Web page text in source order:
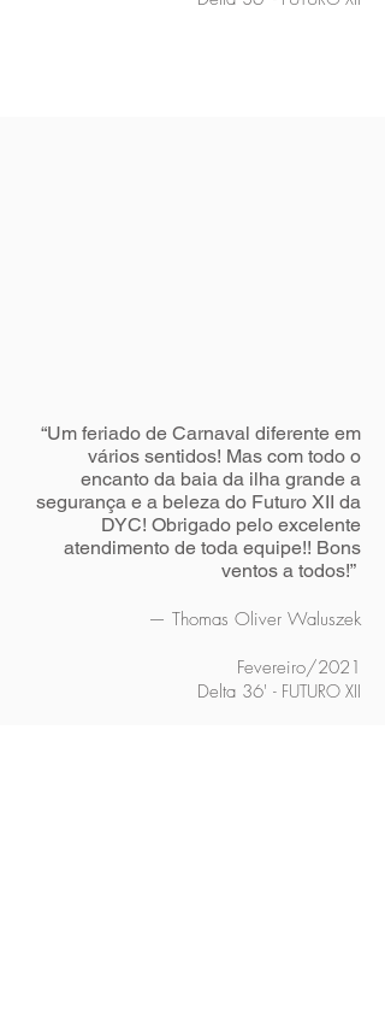
“Um feriado de Carnaval diferente em
vários sentidos! Mas com todo o
encanto da baia da ilha grande a
segurança e a beleza do Futuro XII da
DYC! Obrigado pelo excelente
atendimento de toda equipe!! Bons
ventos a todos!”
— Thomas Oliver Waluszek
Fevereiro/2021
Delta 36' - FUTURO XII